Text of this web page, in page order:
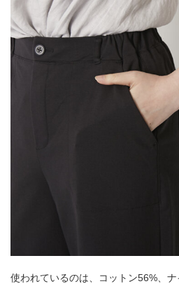
使われているのは、コットン56%、